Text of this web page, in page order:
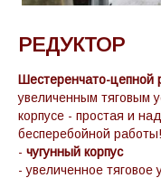
РЕДУКТОР
Шестеренчато-цепной
увеличенным тяговым
корпусе - простая и
бесперебойной работы!
- чугунный корпус
- увеличенное тяговое